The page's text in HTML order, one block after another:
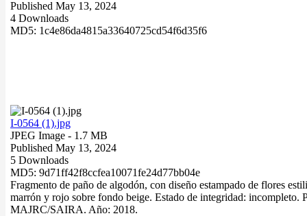
Published May 13, 2024
4 Downloads
MD5: 1c4e86da4815a33640725cd54f6d35f6
I-0564 (1).jpg
JPEG Image - 1.7 MB
Published May 13, 2024
5 Downloads
MD5: 9d71ff42f8ccfea10071fe24d77bb04e
Fragmento de paño de algodón, con diseño estampado de flores
marrón y rojo sobre fondo beige. Estado de integridad: incompleto.
MAJRC/SAIRA. Año: 2018.